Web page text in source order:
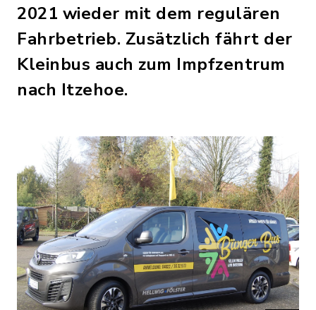
2021 wieder mit dem regulären
Fahrbetrieb. Zusätzlich fährt der
Kleinbus auch zum Impfzentrum
nach Itzehoe.